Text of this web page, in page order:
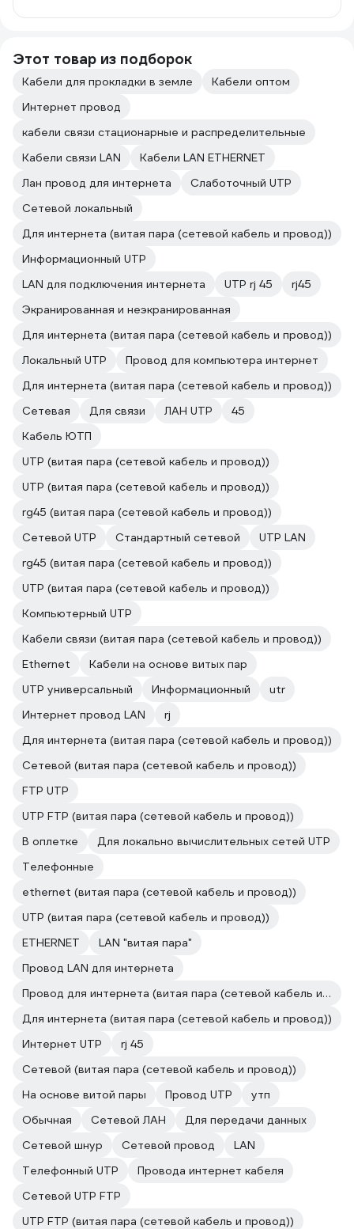
Этот товар из подборок
Кабели для прокладки в земле
Кабели оптом
Интернет провод
кабели связи стационарные и распределительные
Кабели связи LAN
Кабели LAN ETHERNET
Лан провод для интернета
Слаботочный UTP
Сетевой локальный
Для интернета (витая пара (сетевой кабель и провод))
Информационный UTP
LAN для подключения интернета
UTP rj 45
rj45
Экранированная и неэкранированная
Для интернета (витая пара (сетевой кабель и провод))
Локальный UTP
Провод для компьютера интернет
Для интернета (витая пара (сетевой кабель и провод))
Сетевая
Для связи ЛАН UTP
45
Кабель ЮТП
UTP (витая пара (сетевой кабель и провод))
UTP (витая пара (сетевой кабель и провод))
rg45 (витая пара (сетевой кабель и провод))
Сетевой UTP
Стандартный сетевой
UTP LAN
rg45 (витая пара (сетевой кабель и провод))
UTP (витая пара (сетевой кабель и провод))
Компьютерный UTP
Кабели связи (витая пара (сетевой кабель и провод))
Ethernet
Кабели на основе витых пар
UTP универсальный
Информационный
utr
Интернет провод LAN
rj
Для интернета (витая пара (сетевой кабель и провод))
Сетевой (витая пара (сетевой кабель и провод))
FTP UTP
UTP FTP (витая пара (сетевой кабель и провод))
В оплетке
Для локально вычислительных сетей UTP
Телефонные
ethernet (витая пара (сетевой кабель и провод))
UTP (витая пара (сетевой кабель и провод))
ETHERNET
LAN "витая пара"
Провод LAN для интернета
Провод для интернета (витая пара (сетевой кабель и провод))
Для интернета (витая пара (сетевой кабель и провод))
Интернет UTP
rj 45
Сетевой (витая пара (сетевой кабель и провод))
На основе витой пары
Провод UTP
утп
Обычная
Сетевой ЛАН
Для передачи данных
Сетевой шнур
Сетевой провод
LAN
Телефонный UTP
Провода интернет кабеля
Сетевой UTP FTP
UTP FTP (витая пара (сетевой кабель и провод))